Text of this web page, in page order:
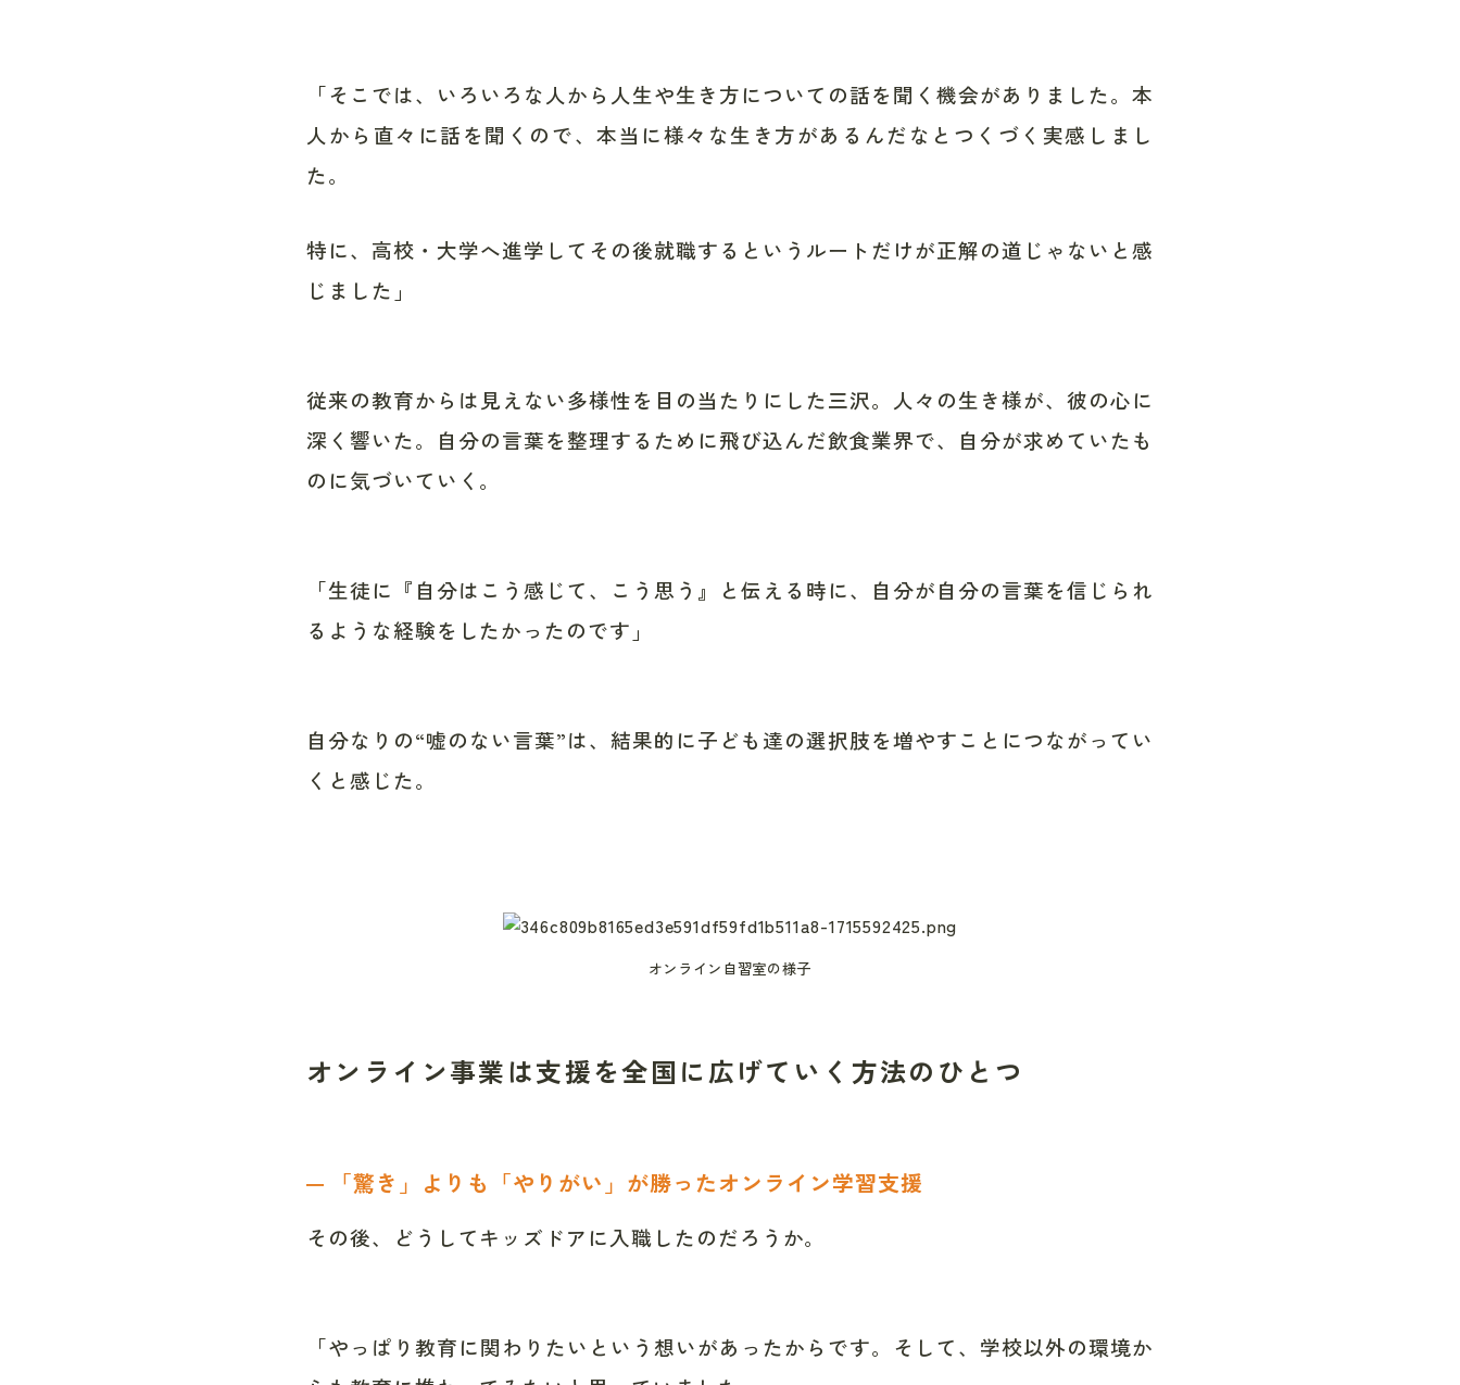
「そこでは、いろいろな人から人生や生き方についての話を聞く機会がありました。本
人から直々に話を聞くので、本当に様々な生き方があるんだなとつくづく実感しまし
た。
特に、高校・大学へ進学してその後就職するというルートだけが正解の道じゃないと感
じました」
従来の教育からは見えない多様性を目の当たりにした三沢。人々の生き様が、彼の心に
深く響いた。自分の言葉を整理するために飛び込んだ飲食業界で、自分が求めていたも
のに気づいていく。
「生徒に『自分はこう感じて、こう思う』と伝える時に、自分が自分の言葉を信じられ
るような経験をしたかったのです」
自分なりの“嘘のない言葉”は、結果的に子ども達の選択肢を増やすことにつながってい
くと感じた。
オンライン自習室の様子
オンライン事業は支援を全国に広げていく方法のひとつ
━ 「驚き」よりも「やりがい」が勝ったオンライン学習支援
その後、どうしてキッズドアに入職したのだろうか。
「やっぱり教育に関わりたいという想いがあったからです。そして、学校以外の環境か